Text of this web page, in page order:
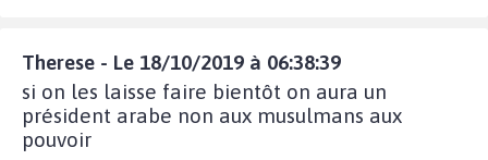
Therese - Le 18/10/2019 à 06:38:39
si on les laisse faire bientôt on aura un
président arabe non aux musulmans aux
pouvoir